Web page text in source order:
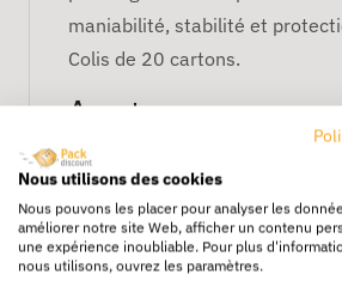
maniabilité, stabilité et
Colis de 20 cartons.
Avantages
Convient aux objets légers
fragiles
Empilable et stable
Facile à manipuler
Nous utilisons des cookies
Nous pouvons les placer pour analyser les
améliorer notre site Web, afficher un contenu
une expérience inoubliable. Pour plus
nous utilisons, ouvrez les paramètres.